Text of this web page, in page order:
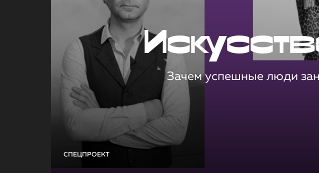
СПЕЦПРОЕКТ
Зачем успешные люди